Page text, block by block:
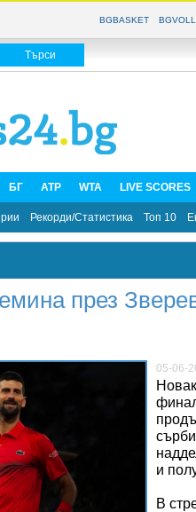
BGBASKET
БГ ATP WTA LIVE SCORES
Рекорди/Статистика Топ 10
през
05-06-
и
В